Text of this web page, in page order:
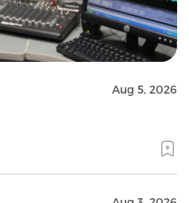
Aug 5, 2026